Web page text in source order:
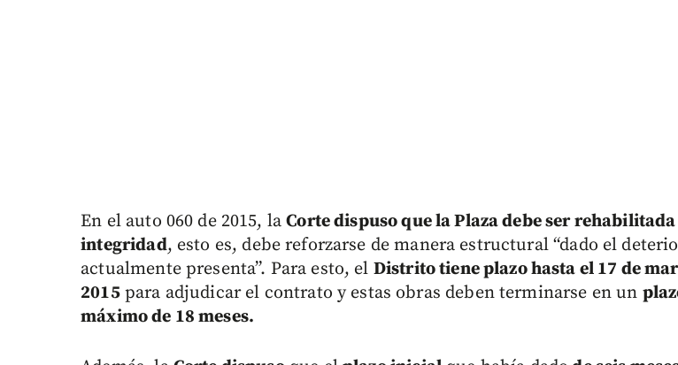
En el auto 060 de 2015, laCorte dispuso que la Plaza debe ser rehabilitada
integridad, esto es, debe reforzarse de manera estructural “dado el
actualmente presenta”. Para esto, el Distrito tiene plazo hasta el 17 de
2015para adjudicar el contrato y estas obras deben terminarse en un
máximo de 18 meses.